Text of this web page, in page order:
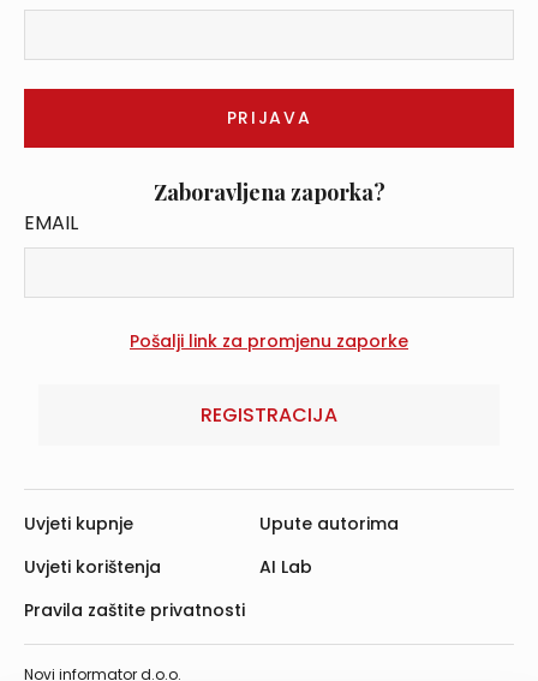
Zaboravljena zaporka?
EMAIL
REGISTRACIJA
Novi informator d.o.o.
Uvjeti kupnje
Uvjeti korištenja
Pravila zaštite privatnosti
Upute autorima
AI Lab